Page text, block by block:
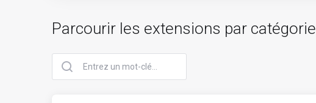
Parcourir les extensions par catégorie